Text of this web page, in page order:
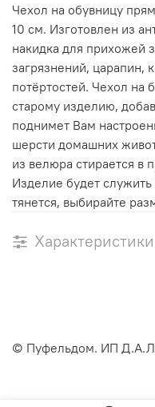
Чехол на обувницу
10 см. Изготовлен из
накидка для прихожей
загрязнений, царапин,
потёртостей. Чехол на
старому изделию,
поднимет Вам
шерсти домашних
из велюра стирается в
Изделие будет
тянется, выбирайте
Характеристики
© Пуфельдом. ИП